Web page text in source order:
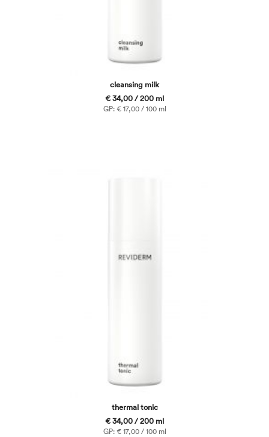
cleansing milk
€ 34,00 / 200 ml
GP: € 17,00 / 100 ml
thermal tonic
€ 34,00 / 200 ml
GP: € 17,00 / 100 ml